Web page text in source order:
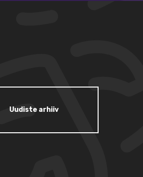
Uudiste arhiiv